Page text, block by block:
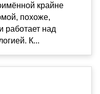
крайне
похоже,
работает над
К...